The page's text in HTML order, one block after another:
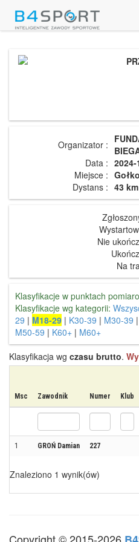
Organizator :
Data : 2024-
Miejsce :
Dystans : 43 km
Nie
Na
Klasyfikacje w punktach
Klasyfikacje wg kategorii:
29 | M18-29 | K30-39 | M30-39 |
M50-59 | K60+ | M60+
Klasyfikacja wg czasu brutto.
Msc Zawodnik Numer Klub
1 GROŃ Damian 227
Znaleziono 1 wynik(ów)